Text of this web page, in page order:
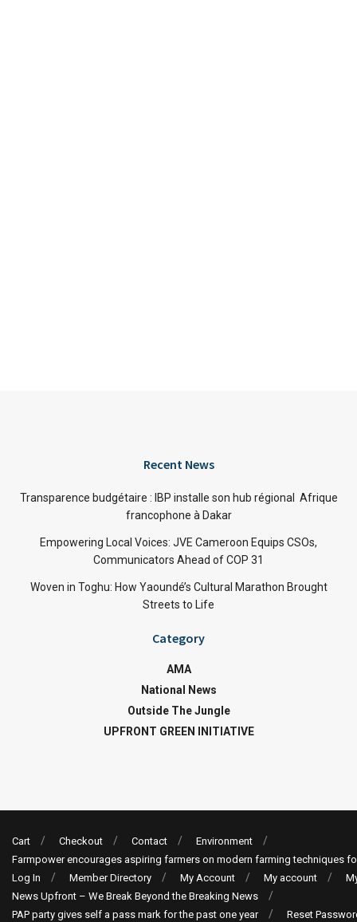
Recent News
Transparence budgétaire : IBP installe son hub régional Afrique
francophone à Dakar
Empowering Local Voices: JVE Cameroon Equips CSOs,
Communicators Ahead of COP 31
Woven in Toghu: How Yaoundé’s Cultural Marathon Brought
Streets to Life
Category
AMA
National News
Outside The Jungle
UPFRONT GREEN INITIATIVE
Cart Checkout Contact
Environment
Farmpower encourages aspiring farmers on modern farming techniques
Log In
Member Directory My Account My account
News Upfront – We Break Beyond the Breaking News
PAP party gives self a pass mark for the past one year
Reset